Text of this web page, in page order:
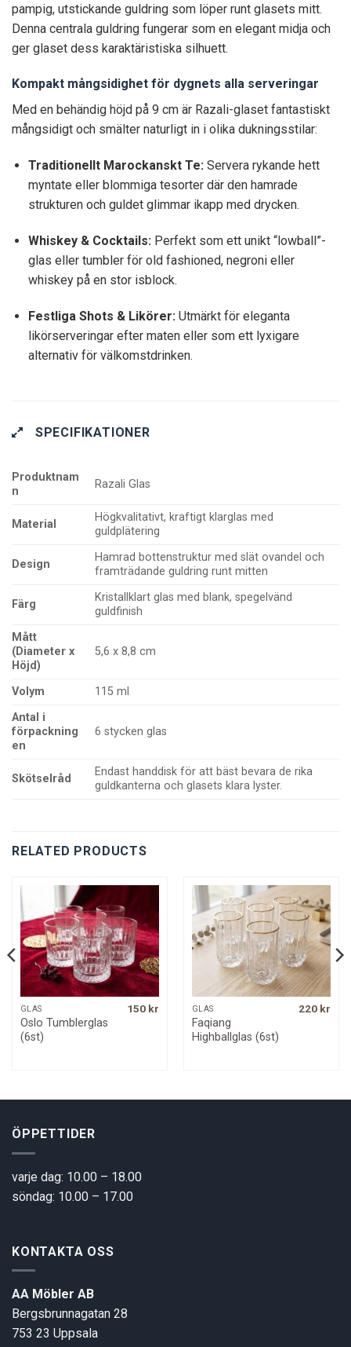
pampig, utstickande guldring som löper runt glasets mitt.
Denna centrala guldring fungerar som en elegant midja och
ger glaset dess karaktäristiska silhuett.
Kompakt mångsidighet för dygnets alla serveringar
Med en behändig höjd på 9 cm är Razali-glaset fantastiskt
mångsidigt och smälter naturligt in i olika dukningsstilar:
Traditionellt Marockanskt Te:Servera rykande hett
myntate eller blommiga tesorter där den hamrade
strukturen och guldet glimmar ikapp med drycken.
Whiskey & Cocktails:Perfekt som ett unikt “lowball”-
glas eller tumbler för old fashioned, negroni eller
whiskey på en stor isblock.
Festliga Shots & Likörer:Utmärkt för eleganta
likörserveringar efter maten eller som ett lyxigare
alternativ för välkomstdrinken.
SPECIFIKATIONER
Produktnam
n
Razali Glas
Material
Högkvalitativt, kraftigt klarglas med
guldplätering
Design
Hamrad bottenstruktur med slät ovandel och
framträdande guldring runt mitten
Färg
Kristallklart glas med blank, spegelvänd
guldfinish
Mått
(Diameter x
Höjd)
5,6 x 8,8 cm
Volym
115 ml
Antal i
förpackning
en
6 stycken glas
Skötselråd
Endast handdisk för att bäst bevara de rika
guldkanterna och glasets klara lyster.
RELATED PRODUCTS
GLAS
Oslo Tumblerglas
(6st)
150 kr GLAS
Faqiang
Highballglas (6st)
220 kr
ÖPPETTIDER
varje dag: 10.00 – 18.00
söndag: 10.00 – 17.00
KONTAKTA OSS
AA Möbler AB
Bergsbrunnagatan 28
753 23 Uppsala